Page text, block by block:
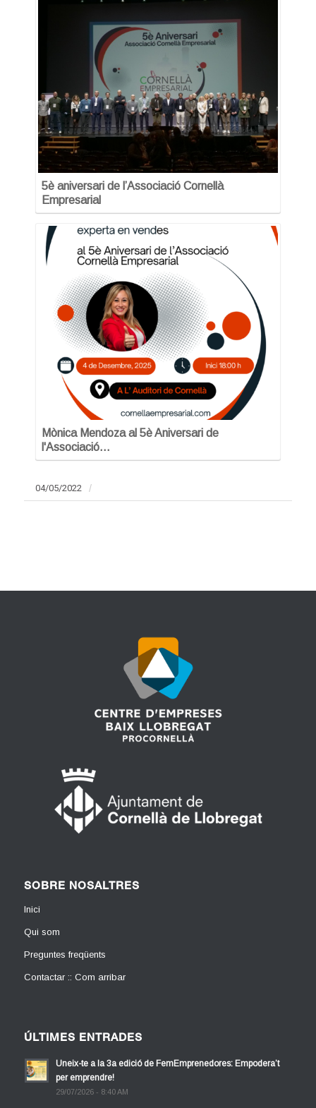
5è aniversari de l’Associació Cornellà
Empresarial
Mònica Mendoza al 5è Aniversari de
l'Associació…
04/05/2022 /
SOBRE NOSALTRES
Inici
Qui som
Preguntes freqüents
Contactar :: Com arribar
ÚLTIMES ENTRADES
Uneix-te a la 3a edició de FemEmprenedores: Empodera’t
per emprendre!
29/07/2026 - 8:40 AM